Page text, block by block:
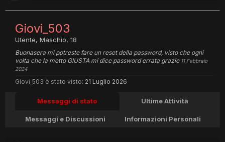
Giovi_503
Utente, Maschio, 18
Buonasera mi potreste fare un reset della password, visto che ogni
volta che la metto GIUSTA mi dice password errata grazie 11 Febbraio
2024
Giovi_503 è stato visto: 21 Luglio 2026
Messaggi di stato Ultime Attività
Messaggi e Discussioni Informazioni Personali